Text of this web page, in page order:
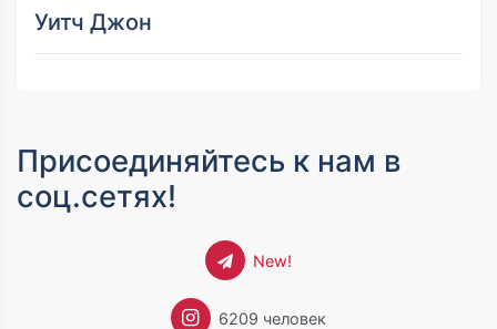
Уитч Джон
Присоединяйтесь к нам в
соц.сетях!
New!
6209 человек